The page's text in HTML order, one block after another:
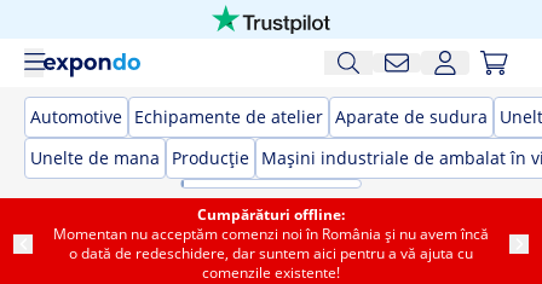
Automotive Echipamente de atelier Aparate de sudura
Unelte de mana
Producție Mașini industriale de ambalat în
Cumpărături offline:
Momentan nu acceptăm comenzi noi în România și nu avem încă
o dată de redeschidere, dar suntem aici pentru a vă ajuta cu
comenzile existente!